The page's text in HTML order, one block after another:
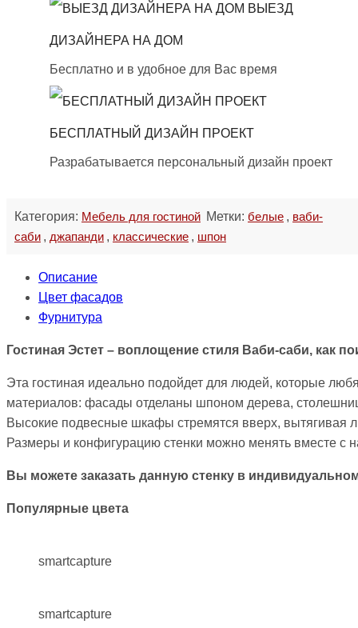
ВЫЕЗД
ДИЗАЙНЕРА НА ДОМ
Бесплатно и в удобное для Вас время
БЕСПЛАТНЫЙ ДИЗАЙН ПРОЕКТ
Разрабатывается персональный дизайн проект
Категория: Мебель для гостиной Метки: белые , ваби-
саби , джапанди , классические , шпон
Описание
Цвет фасадов
Фурнитура
Гостиная Эстет – воплощение стиля Ваби-саби, как
Эта гостиная идеально подойдет для людей, которые
материалов: фасады отделаны шпоном дерева,
Высокие подвесные шкафы стремятся вверх, вытягивая
Размеры и конфигурацию стенки можно менять вместе с
Вы можете заказать данную стенку в
Популярные цвета
smartcapture
smartcapture